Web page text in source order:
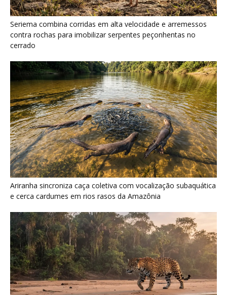
Ariranha sincroniza caça coletiva com vocalização subaquática
e cerca cardumes em rios rasos da Amazônia
Como a majestosa onça pintada protege as margens dos rios
e sustenta o equilíbrio ecológico na floresta amazônica
Últimas noticias
Uirapuru concentra canto complexo no
período reprodutivo e silencia depois de...
6 de agosto de 2026